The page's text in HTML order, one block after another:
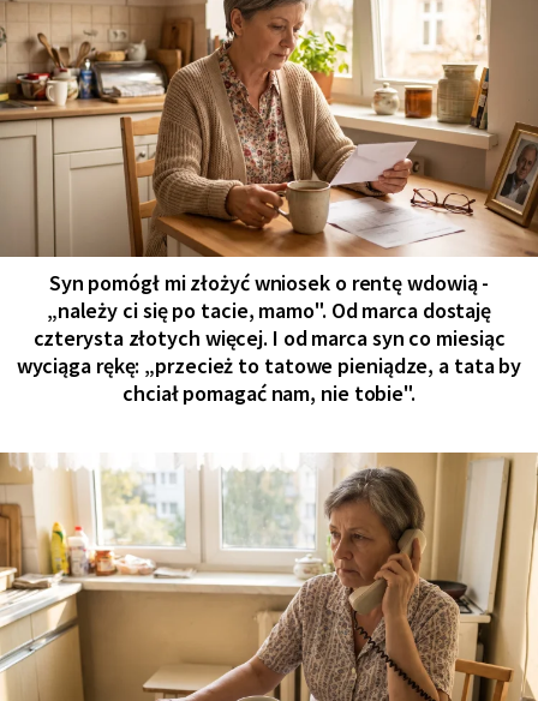
Syn pomógł mi złożyć wniosek o rentę wdowią -
„należy ci się po tacie, mamo". Od marca dostaję
czterysta złotych więcej. I od marca syn co miesiąc
wyciąga rękę: „przecież to tatowe pieniądze, a tata by
chciał pomagać nam, nie tobie".